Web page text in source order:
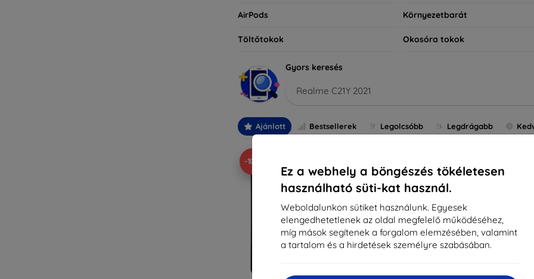
Ez a webhely a böngészés tökéletesen
használható süti-kat használ.
Weboldalunkon sütiket használunk. Egyesek
elengedhetetlenek az oldal megfelelő működéséhez,
míg mások segítenek a forgalom elemzésében, valamint
a tartalom és a hirdetések személyre szabásában.
AirPods Környezetbarát
Töltőtokok Okosóra tokok
Gyors keresés
Realme C21Y 2021
Ajánlott Bestsellerek Legolcsóbb Legdrágabb
-10%